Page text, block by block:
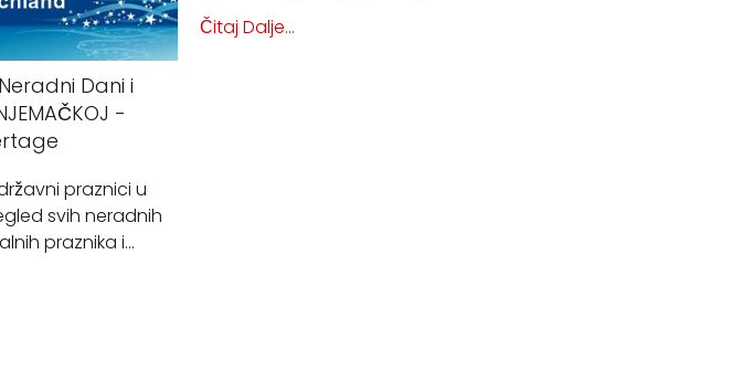
Dani i
-
praznici u
svih neradnih
praznika i…
Čitaj Dalje...